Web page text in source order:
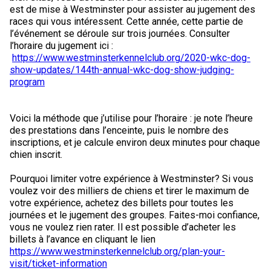
Corgi gallois (Cardigan)
Corgi gallois (Pembroke)
Pumi
Rhodesian ridgeback
Lévrier persan
Shikoku
Chien nu du Pérou (Perro Sin Pelo Del Peru)
Épagneul des champs
Épagneul français
Épagneul d’eau irlandais
Épagneul springer gallois
Spinone italiano
Vizsla à poil lisse
Vizsla à poil dur
Terrier wheaten à poil doux
Bull terrier du Staffordshire
Terrier gallois
Mâtin napolitain
Terre-Neuve
Chien d’eau portugais
Samoyède
Schnauzer (géant)
Schnauzer (standard)
Husky sibérien
est de mise à Westminster pour assister au jugement des
races qui vous intéressent. Cette année, cette partie de
l’événement se déroule sur trois journées. Consulter
l’horaire du jugement ici :
https://www.westminsterkennelclub.org/2020-wkc-dog-
show-updates/144th-annual-wkc-dog-show-judging-
program
Voici la méthode que j’utilise pour l’horaire : je note l’heure
des prestations dans l’enceinte, puis le nombre des
inscriptions, et je calcule environ deux minutes pour chaque
chien inscrit.
Pourquoi limiter votre expérience à Westminster? Si vous
voulez voir des milliers de chiens et tirer le maximum de
votre expérience, achetez des billets pour toutes les
journées et le jugement des groupes. Faites-moi confiance,
vous ne voulez rien rater. Il est possible d’acheter les
billets à l’avance en cliquant le lien
https://www.westminsterkennelclub.org/plan-your-
visit/ticket-information